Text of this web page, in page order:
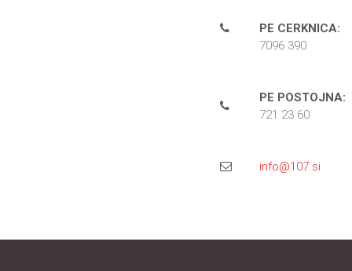
PE CERKNICA:
7096 390
PE POSTOJNA:
721 23 60
info@107.si